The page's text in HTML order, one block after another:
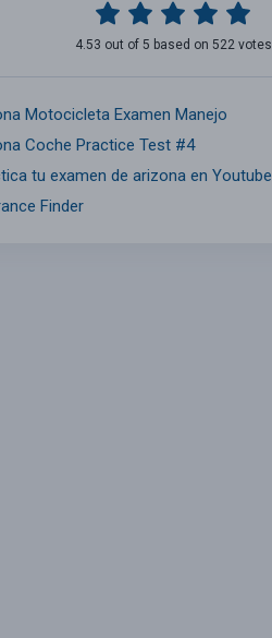
4.53 out of 5 based on 522 votes
Motocicleta Examen Manejo
Coche Practice Test #4
tu examen de arizona en Youtube
Finder